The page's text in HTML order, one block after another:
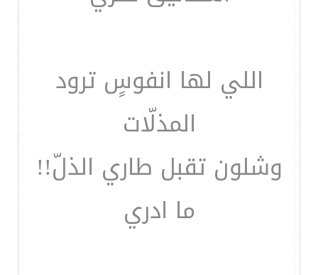
اللي لها انفوسٍ ترود
المذلّات
وشلون تقبل طاري الذلّ!!
ما ادري